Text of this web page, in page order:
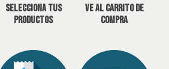
Selecciona tus
productos
Ve al carrito de
compra